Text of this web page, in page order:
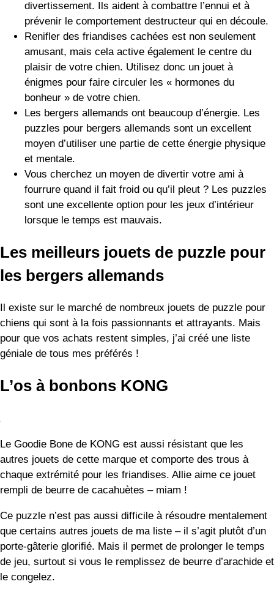
lorsque le temps est mauvais.
Les meilleurs jouets de puzzle pour
les bergers allemands
Il existe sur le marché de nombreux jouets de puzzle pour
chiens qui sont à la fois passionnants et attrayants. Mais
pour que vos achats restent simples, j’ai créé une liste
géniale de tous mes préférés !
L’os à bonbons KONG
autres jouets de cette marque et comporte des trous à
chaque extrémité pour les friandises. Allie aime ce jouet
rempli de beurre de cacahuètes – miam !
Ce puzzle n’est pas aussi difficile à résoudre mentalement
que certains autres jouets de ma liste – il s’agit plutôt d’un
porte-gâterie glorifié. Mais il permet de prolonger le temps
de jeu, surtout si vous le remplissez de beurre d’arachide et
Le KONG Goodie Bone est fabriqué à partir d’un
les mâcheurs extrêmes. Il est suffisamment résistant pour
que votre chien puisse en profiter lorsqu’il n’est pas
Ce que j’aime :
Durable
Doublement comme un jouet à aller chercher
Différentes options de taille
Parfait pour l’entraînement à la caisse ou le jeu non
supervisé
Super congelé au beurre de cacahuète